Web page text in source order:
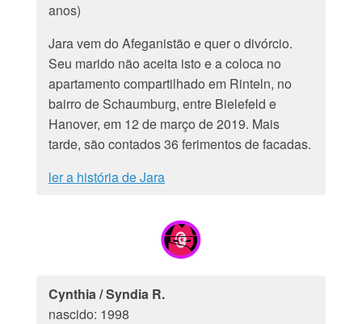
anos)
Jara vem do Afeganistão e quer o divórcio.
Seu marido não aceita isto e a coloca no
apartamento compartilhado em Rinteln, no
bairro de Schaumburg, entre Bielefeld e
Hanover, em 12 de março de 2019. Mais
tarde, são contados 36 ferimentos de facadas.
ler a história de Jara
Cynthia / Syndia R.
nascido: 1998